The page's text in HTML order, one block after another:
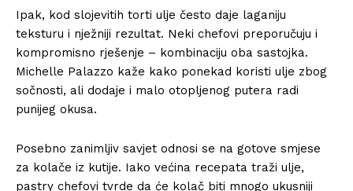
Ipak, kod slojevitih torti ulje često daje laganiju
teksturu i nježniji rezultat. Neki chefovi preporučuju i
kompromisno rješenje – kombinaciju oba sastojka.
Michelle Palazzo kaže kako ponekad koristi ulje zbog
sočnosti, ali dodaje i malo otopljenog putera radi
punijeg okusa.
Posebno zanimljiv savjet odnosi se na gotove smjese
za kolače iz kutije. Iako većina recepata traži ulje,
pastry chefovi tvrde da će kolač biti mnogo ukusniji